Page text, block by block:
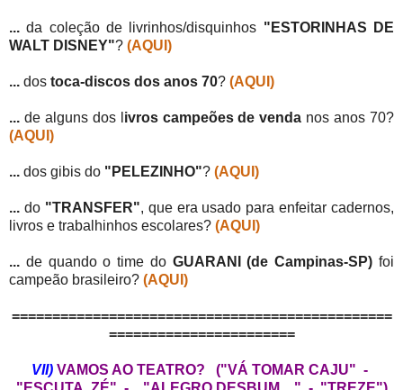
...da coleção de livrinhos/disquinhos "ESTORINHAS DE
WALT DISNEY"? (AQUI)
... dos toca-discos dos anos 70? (AQUI)
... de alguns dos l ivros campeões de venda nos anos 70?
(AQUI)
... dos gibis do "PELEZINHO"? (AQUI)
... do "TRANSFER", que era usado para enfeitar cadernos,
livros e trabalhinhos escolares? (AQUI)
... de quando o time do GUARANI (de Campinas-SP) foi
campeão brasileiro? (AQUI)
===============================================
=======================
VII) VAMOS AO TEATRO? ("VÁ TOMAR CAJU" -